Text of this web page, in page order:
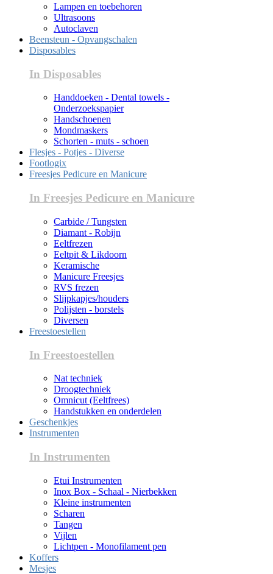
Lampen en toebehoren
Ultrasoons
Autoclaven
Beensteun - Opvangschalen
Disposables
In Disposables
Handdoeken - Dental towels -
Onderzoekspapier
Handschoenen
Mondmaskers
Schorten - muts - schoen
Flesjes - Potjes - Diverse
Footlogix
Freesjes Pedicure en Manicure
In Freesjes Pedicure en Manicure
Carbide / Tungsten
Diamant - Robijn
Eeltfrezen
Eeltpit & Likdoorn
Keramische
Manicure Freesjes
RVS frezen
Slijpkapjes/houders
Polijsten - borstels
Diversen
Freestoestellen
In Freestoestellen
Nat techniek
Droogtechniek
Omnicut (Eeltfrees)
Handstukken en onderdelen
Geschenkjes
Instrumenten
In Instrumenten
Etui Instrumenten
Inox Box - Schaal - Nierbekken
Kleine instrumenten
Scharen
Tangen
Vijlen
Lichtpen - Monofilament pen
Koffers
Mesjes